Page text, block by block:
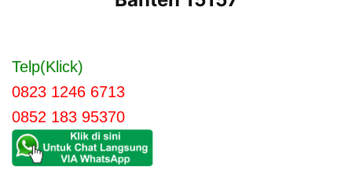
Telp(Klick)
0823 1246 6713
0852 183 95370